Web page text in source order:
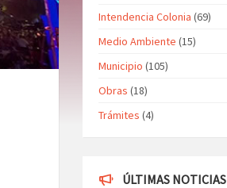
Intendencia Colonia (69)
Medio Ambiente (15)
Municipio (105)
Obras (18)
Trámites (4)
ÚLTIMAS NOTICIAS